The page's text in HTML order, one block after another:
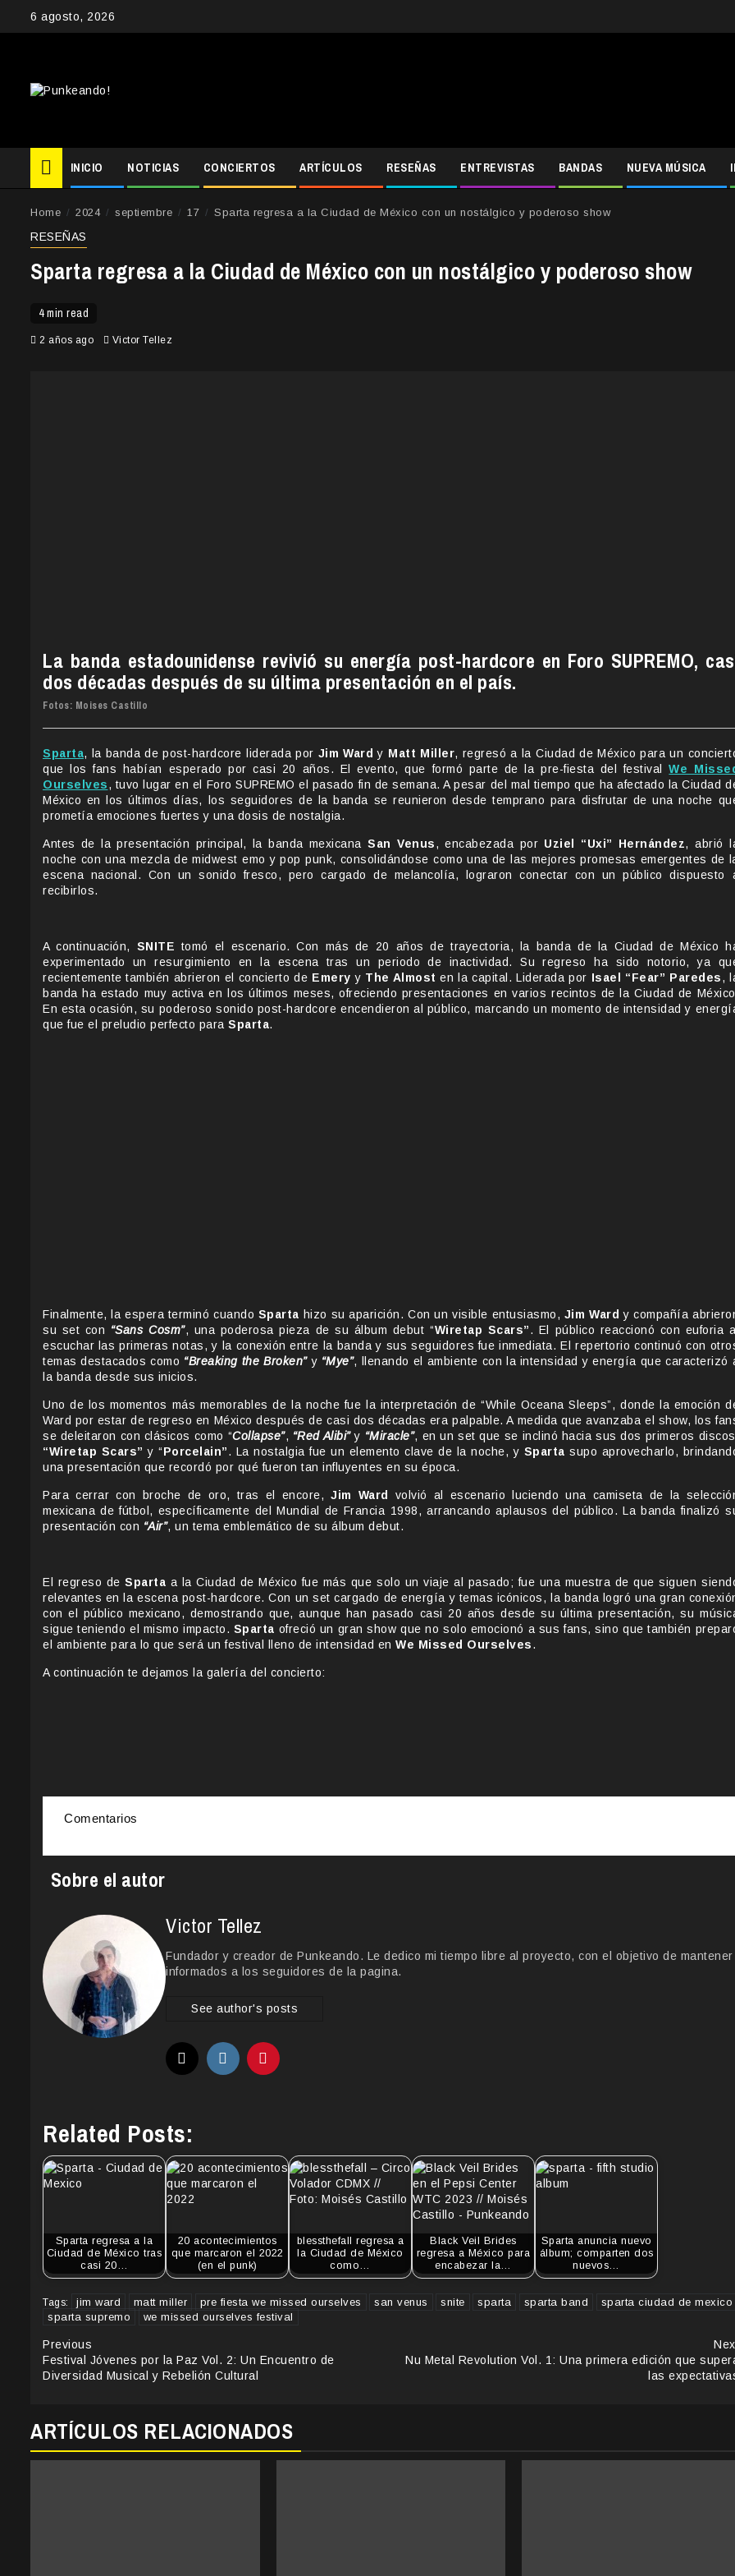
6 agosto, 2026
INICIO NOTICIAS CONCIERTOS ARTÍCULOS RESEÑAS ENTREVISTAS BANDAS NUEVA MÚSICA
Home 2024 septiembre 17 Sparta regresa a la Ciudad de México con un nostálgico y poderoso show
RESEÑAS
Sparta regresa a la Ciudad de México con un nostálgico y poderoso show
4 min read
2 años ago Victor Tellez
La banda estadounidense revivió su energía post-hardcore en Foro SUPREMO,
dos décadas después de su última presentación en el país.
Fotos: Moises Castillo
Sparta, la banda de post-hardcore liderada por Jim Ward y Matt Miller, regresó a la Ciudad de México para un
que los fans habían esperado por casi 20 años. El evento, que formó parte de la pre-fiesta del festivalWe
Ourselves, tuvo lugar en el Foro SUPREMO el pasado fin de semana. A pesar del mal tiempo que ha afectado la Ciudad
México en los últimos días, los seguidores de la banda se reunieron desde temprano para disfrutar de una noche
prometía emociones fuertes y una dosis de nostalgia.
Antes de la presentación principal, la banda mexicanaSan Venus, encabezada por Uziel “Uxi” Hernández, abrió
noche con una mezcla de midwest emo y pop punk, consolidándose como una de las mejores promesas emergentes de
escena nacional. Con un sonido fresco, pero cargado de melancolía, lograron conectar con un público dispuesto
recibirlos.
A continuación, SNITE tomó el escenario. Con más de 20 años de trayectoria, la banda de la Ciudad de México
experimentado un resurgimiento en la escena tras un periodo de inactividad. Su regreso ha sido notorio, ya
recientemente también abrieron el concierto de Emery y The Almost en la capital. Liderada por Isael “Fear” Paredes,
banda ha estado muy activa en los últimos meses, ofreciendo presentaciones en varios recintos de la Ciudad de
En esta ocasión, su poderoso sonido post-hardcore encendieron al público, marcando un momento de intensidad y
que fue el preludio perfecto para Sparta.
Finalmente, la espera terminó cuando Sparta hizo su aparición. Con un visible entusiasmo, Jim Ward y compañía
su set con “Sans Cosm”, una poderosa pieza de su álbum debut “Wiretap Scars”. El público reaccionó con euforia al
escuchar las primeras notas, y la conexión entre la banda y sus seguidores fue inmediata. El repertorio continuó con
temas destacados como “Breaking the Broken”y “Mye”, llenando el ambiente con la intensidad y energía que caracterizó
la banda desde sus inicios.
Uno de los momentos más memorables de la noche fue la interpretación de “While Oceana Sleeps”, donde la emoción
Ward por estar de regreso en México después de casi dos décadas era palpable. A medida que avanzaba el show, los
se deleitaron con clásicos como “Collapse”, “Red Alibi”y “Miracle”, en un set que se inclinó hacia sus dos primeros discos
“Wiretap Scars” y “Porcelain”. La nostalgia fue un elemento clave de la noche, y Sparta supo aprovecharlo,
una presentación que recordó por qué fueron tan influyentes en su época.
Para cerrar con broche de oro, tras el encore, Jim Ward
volvió al escenario luciendo una camiseta de la
mexicana de fútbol, específicamente del Mundial de Francia 1998, arrancando aplausos del público. La banda finalizó
presentación con “Air”, un tema emblemático de su álbum debut.
El regreso deSparta a la Ciudad de México fue más que solo un viaje al pasado; fue una muestra de que siguen
relevantes en la escena post-hardcore. Con un set cargado de energía y temas icónicos, la banda logró una gran
con el público mexicano, demostrando que, aunque han pasado casi 20 años desde su última presentación, su
sigue teniendo el mismo impacto. Sparta ofreció un gran show que no solo emocionó a sus fans, sino que también
el ambiente para lo que será un festival lleno de intensidad en We Missed Ourselves.
A continuación te dejamos la galería del concierto:
Comentarios
Sobre el autor
Victor Tellez
Fundador y creador de Punkeando. Le dedico mi tiempo libre al proyecto, con el objetivo de mantener
informados a los seguidores de la pagina.
See author's posts
Related Posts:
Sparta regresa a la
Ciudad de México tras
casi 20…
20 acontecimientos
que marcaron el 2022
(en el punk)
blessthefall regresa a
la Ciudad de México
como…
Black Veil Brides
regresa a México para
encabezar la…
Sparta anuncia nuevo
álbum; comparten dos
nuevos…
Tags: jim ward matt miller pre fiesta we missed ourselves san venus snite sparta sparta band
sparta ciudad de mexico
sparta supremo
we missed ourselves festival
Continue
Reading
Previous
Festival Jóvenes por la Paz Vol. 2: Un Encuentro de
Diversidad Musical y Rebelión Cultural
Nu Metal Revolution Vol. 1: Una primera edición que
las
ARTÍCULOS RELACIONADOS